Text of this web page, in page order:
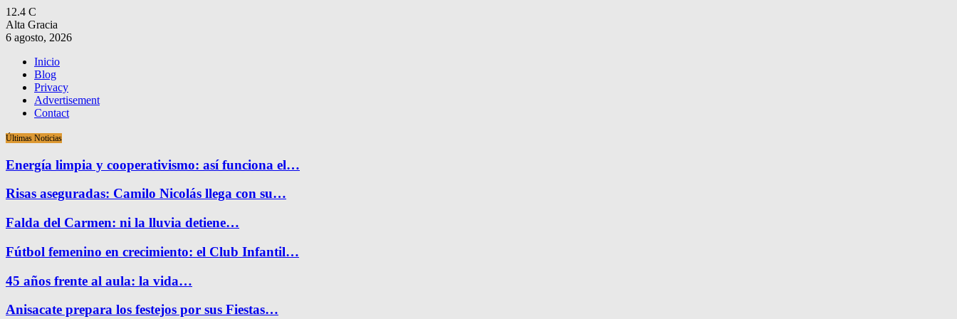
12.4 C
Alta Gracia
6 agosto, 2026
Inicio
Blog
Privacy
Advertisement
Contact
Últimas Noticias
Energía limpia y cooperativismo: así funciona el…
Risas aseguradas: Camilo Nicolás llega con su…
Falda del Carmen: ni la lluvia detiene…
Fútbol femenino en crecimiento: el Club Infantil…
45 años frente al aula: la vida…
Anisacate prepara los festejos por sus Fiestas…